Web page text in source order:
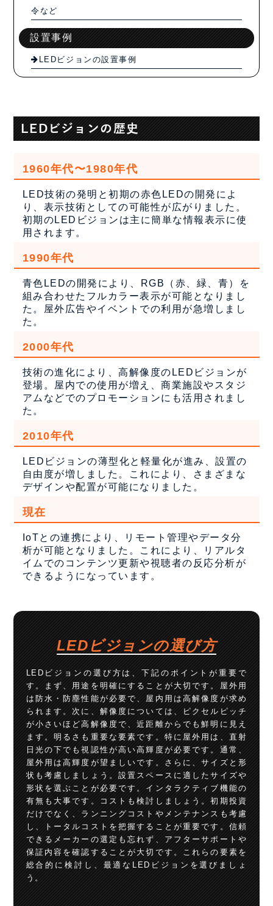
令など
設置事例
LEDビジョンの設置事例
LEDビジョンの歴史
1960年代〜1980年代
LED技術の発明と初期の赤色LEDの開発によ
り、表示技術としての可能性が広がりました。
初期のLEDビジョンは主に簡単な情報表示に使
用されます。
1990年代
青色LEDの開発により、RGB（赤、緑、青）を
組み合わせたフルカラー表示が可能となりまし
た。屋外広告やイベントでの利用が急増しまし
た。
2000年代
技術の進化により、高解像度のLEDビジョンが
登場。屋内での使用が増え、商業施設やスタジ
アムなどでのプロモーションにも活用されまし
た。
2010年代
LEDビジョンの薄型化と軽量化が進み、設置の
自由度が増しました。これにより、さまざまな
デザインや配置が可能になりました。
現在
IoTとの連携により、リモート管理やデータ分
析が可能となりました。これにより、リアルタ
イムでのコンテンツ更新や視聴者の反応分析が
できるようになっています。
LEDビジョンの選び方
LEDビジョンの選び方は、下記のポイントが重要で
す。まず、用途を明確にすることが大切です。屋外用
は防水・防塵性能が必要で、屋内用は高解像度が求め
られます。次に、解像度については、ピクセルピッチ
が小さいほど高解像度で、近距離からでも鮮明に見え
ます。明るさも重要な要素です。特に屋外用は、直射
日光の下でも視認性が高い高輝度が必要です。通常、
屋外用は高輝度が望ましいです。さらに、サイズと形
状も考慮しましょう。設置スペースに適したサイズや
形状を選ぶことが必要です。インタラクティブ機能の
有無も大事です。コストも検討しましょう。初期投資
だけでなく、ランニングコストやメンテナンスも考慮
し、トータルコストを把握することが重要です。信頼
できるメーカーの選定も忘れず、アフターサポートや
保証内容を確認することが大切です。これらの要素を
総合的に検討し、最適なLEDビジョンを選びましょ
う。